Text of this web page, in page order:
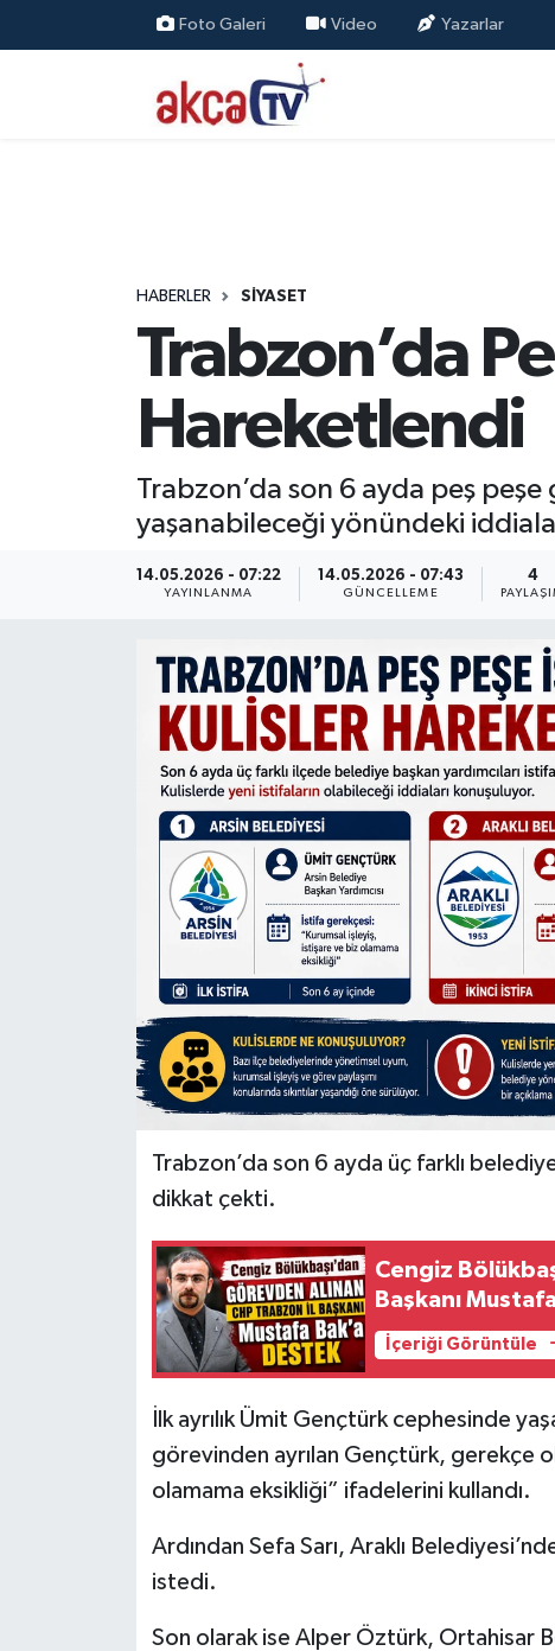
Foto Galeri Video Yazarlar
HABERLER SİYASET
Trabzon’da
Hareketlendi
Trabzon’da son 6 ayda peş peşe
yaşanabileceği yönündeki
14.05.2026 - 07:22
YAYINLANMA
14.05.2026 - 07:43
GÜNCELLEME
4
Trabzon’da son 6 ayda üç farklı
dikkat çekti.
Cengiz
Başkanı
İçeriği Görüntüle
İlk ayrılık Ümit Gençtürk cephesinde
görevinden ayrılan Gençtürk, gerekçe
olamama eksikliği” ifadelerini kullandı.
Ardından Sefa Sarı, Araklı
istedi.
Son olarak ise Alper Öztürk, Ortahisar
Trabzon Nöbetçi Eczaneler
Süper Lig Puan Durumu ve Fikstür
Son Dakika Haberleri